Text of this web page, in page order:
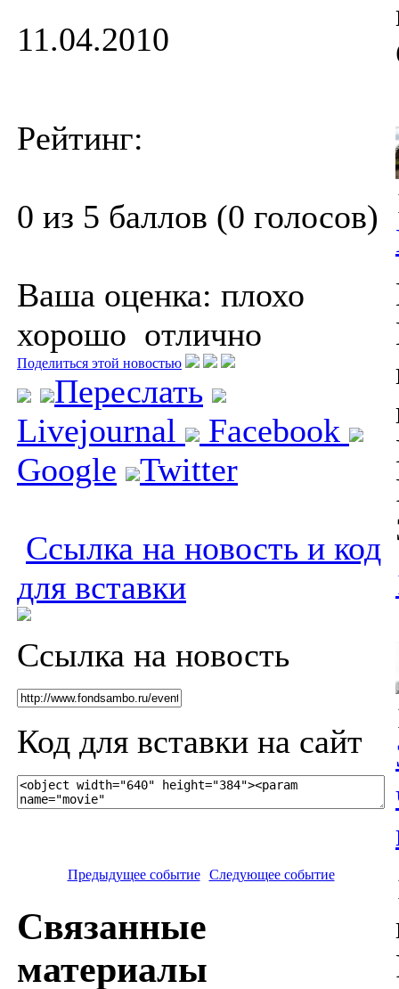
11.04.2010
Рейтинг:
0 из 5 баллов (0 голосов)
Ваша оценка: плохо
хорошо отлично
Поделиться этой новостью
Переслать
Livejournal
Facebook
Google
Twitter
Ссылка на новость и код
для вставки
Ссылка на новость
Код для вставки на сайт
Предыдущее событие Следующее событие
Связанные
материалы